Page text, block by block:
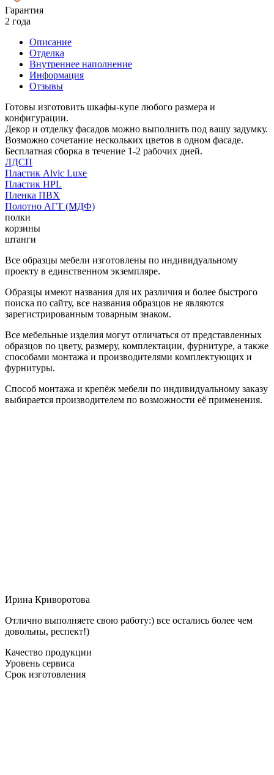
Гарантия
2 года
Описание
Отделка
Внутреннее наполнение
Информация
Отзывы
Готовы изготовить шкафы-купе любого размера и
конфигурации.
Декор и отделку фасадов можно выполнить под вашу задумку.
Возможно сочетание нескольких цветов в одном фасаде.
Бесплатная сборка в течение 1-2 рабочих дней.
ЛДСП
Пластик Alvic Luxe
Пластик HPL
Пленка ПВХ
Полотно АГТ (МДФ)
полки
корзины
штанги
Все образцы мебели изготовлены по индивидуальному
проекту в единственном экземпляре.
Образцы имеют названия для их различия и более быстрого
поиска по сайту, все названия образцов не являются
зарегистрированным товарным знаком.
Все мебельные изделия могут отличаться от представленных
образцов по цвету, размеру, комплектации, фурнитуре, а также
способами монтажа и производителями комплектующих и
фурнитуры.
Способ монтажа и крепёж мебели по индивидуальному заказу
выбирается производителем по возможности её применения.
Ирина Криворотова
Отлично выполняете свою работу:) все остались более чем
довольны, респект!)
Качество продукции
Уровень сервиса
Срок изготовления